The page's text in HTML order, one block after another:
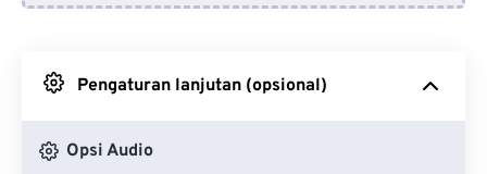
Pengaturan lanjutan (opsional)
Opsi Audio